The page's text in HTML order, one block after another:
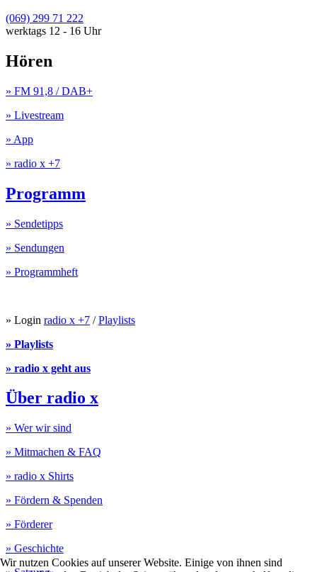
(069) 299 71 222
werktags 12 - 16 Uhr
Hören
» FM 91,8 / DAB+
» Livestream
» App
» radio x +7
Programm
» Sendetipps
» Sendungen
» Programmheft
» Login radio x +7 /Playlists
» Playlists
» radio x geht aus
Über radio x
» Wer wir sind
» Mitmachen & FAQ
» radio x Shirts
» Fördern & Spenden
» Förderer
» Geschichte
Wir nutzen Cookies auf unserer Website. Einige von ihnen sind